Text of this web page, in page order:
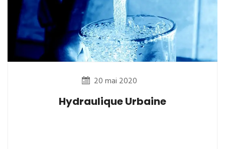
20 mai 2020
Hydraulique Urbaine